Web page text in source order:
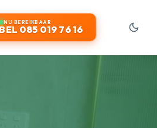
NU BEREIKBAAR
085 019 76 16